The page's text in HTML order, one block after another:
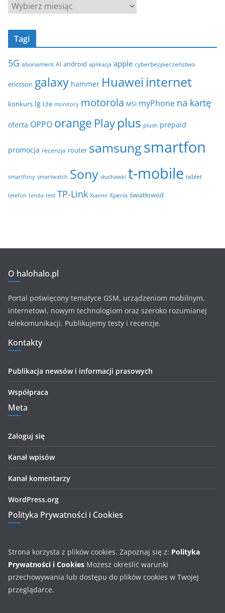
e
A
c
w
Tagi
5G abonament AI android aplikacja apple cyberbezpieczeństwo
ericsson galaxy hammer Huawei internet
konkurs lg Lte monitory motorola MSI myPhone na kartę
oferta OPPO orange Play plus plush prepaid
promocja recenzja router samsungsmartfon
smartfony smartwatch Sony słuchawki t-mobile tablet
telefon tenda test TP-Link Xiaomi Xperia światłowód
O halohalo.pl
Portal poświęcony tematyce GSM, urządzeniom mobilnym,
internetowi, nowym technologiom oraz szeroko rozumianej
telekomunikacji. Publikujemy testy i recenzje.
Kontakty
Publikacja newsów i informacji prasowych
Współpraca
Meta
Zaloguj się
Kanał wpisów
Kanał komentarzy
WordPress.org
Polityka Prywatności i Cookies
Strona korzysta z plików cookies. Zapoznaj się z: Polityka
Prywatności i Cookies Możesz określić warunki
przechowywania lub dostępu do plików cookies w Twojej
przeglądarce.